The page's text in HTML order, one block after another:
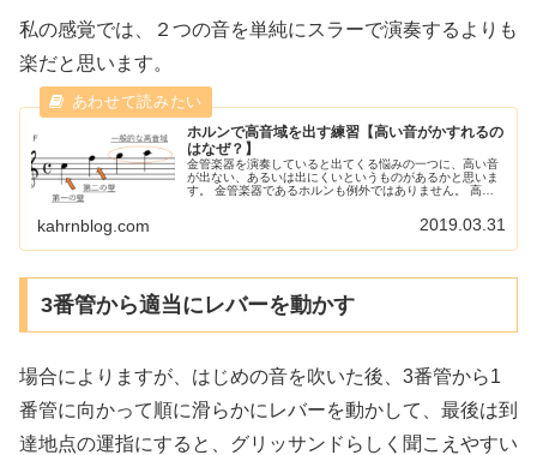
私の感覚では、２つの音を単純にスラーで演奏するよりも
楽だと思います。
ホルンで高音域を出す練習【高い音がかすれるの
はなぜ？】
金管楽器を演奏していると出てくる悩みの一つに、高い音
が出ない、あるいは出にくいというものがあるかと思いま
す。 金管楽器であるホルンも例外ではありません。 高音
していることを交えながらお伝えしていきます。
kahrnblog.com 2019.03.31
3番管から適当にレバーを動かす
場合によりますが、はじめの音を吹いた後、3番管から1
番管に向かって順に滑らかにレバーを動かして、最後は到
達地点の運指にすると、グリッサンドらしく聞こえやすい